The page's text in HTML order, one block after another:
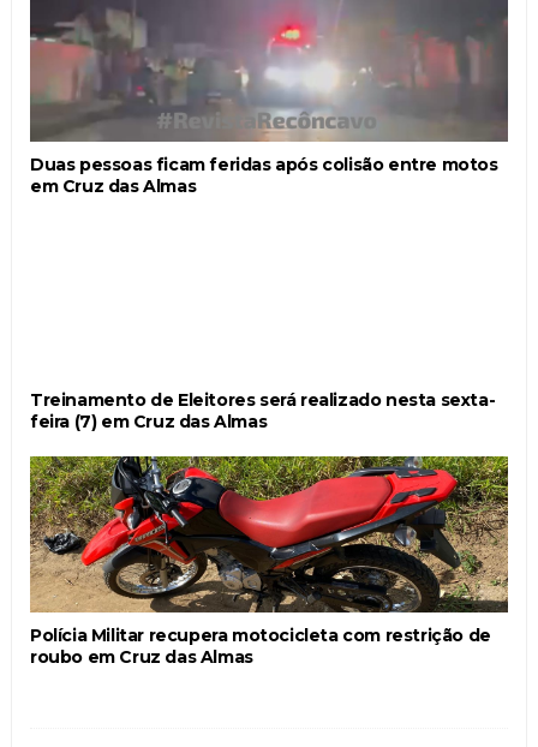
Duas pessoas ficam feridas após colisão entre motos
em Cruz das Almas
Treinamento de Eleitores será realizado nesta sexta-
feira (7) em Cruz das Almas
Polícia Militar recupera motocicleta com restrição de
roubo em Cruz das Almas